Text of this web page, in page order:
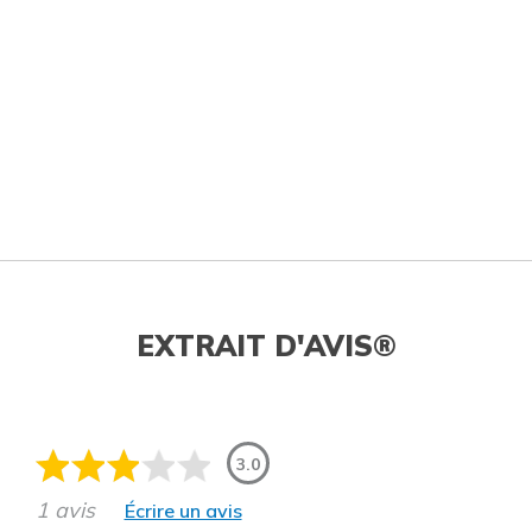
EXTRAIT D'AVIS®
3.0
1 avis Écrire un avis